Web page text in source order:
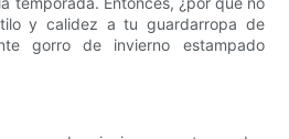
y calidez a tu guardarropa de
gorro de invierno estampado